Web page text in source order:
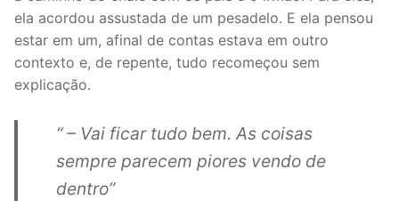
ela acordou assustada de um pesadelo. E ela pensou
estar em um, afinal de contas estava em outro
contexto e, de repente, tudo recomeçou sem
explicação.
“ – Vai ficar tudo bem. As coisas
sempre parecem piores vendo de
dentro”